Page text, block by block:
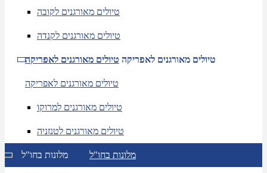
טיולים מאורגנים לקובה
טיולים מאורגנים לקנדה
טיולים מאורגנים לאפריקה טיולים מאורגנים לאפריקה
טיולים מאורגנים לאפריקה
טיולים מאורגנים למרוקו
טיולים מאורגנים לטנזניה
מלונות בחו"ל מלונות בחו"ל